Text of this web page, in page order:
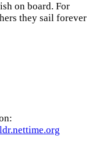
on board. For
they sail forever